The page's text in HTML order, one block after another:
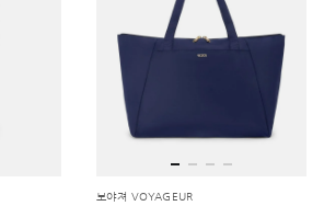
보야져 VOYAGEUR